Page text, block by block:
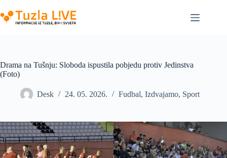
to
content
Drama na Tušnju: Sloboda ispustila pobjedu protiv Jedinstva
(Foto)
Desk 24. 05. 2026. Fudbal, Izdvajamo, Sport